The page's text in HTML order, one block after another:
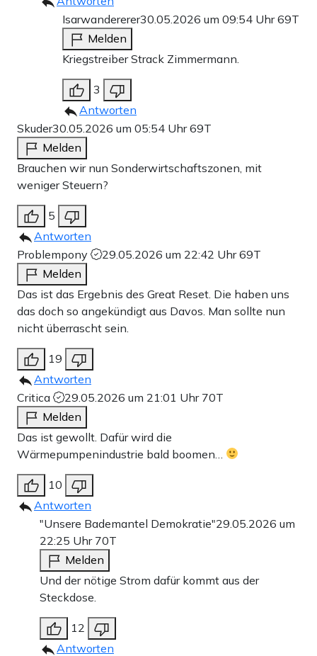
Isarwandererer30.05.2026 um 09:54 Uhr69T
Melden
Kriegstreiber Strack Zimmermann.
3
Antworten
Skuder30.05.2026 um 05:54 Uhr69T
Melden
Brauchen wir nun Sonderwirtschaftszonen, mit
weniger Steuern?
5
Antworten
Problempony
29.05.2026 um 22:42 Uhr69T
Melden
Das ist das Ergebnis des Great Reset. Die haben uns
das doch so angekündigt aus Davos. Man sollte nun
nicht überrascht sein.
19
Antworten
Critica
29.05.2026 um 21:01 Uhr 70T
Melden
Das ist gewollt. Dafür wird die
Wärmepumpenindustrie bald boomen…
10
Antworten
"Unsere Bademantel Demokratie"29.05.2026 um
22:25 Uhr 70T
Melden
Und der nötige Strom dafür kommt aus der
Steckdose.
12
Antworten